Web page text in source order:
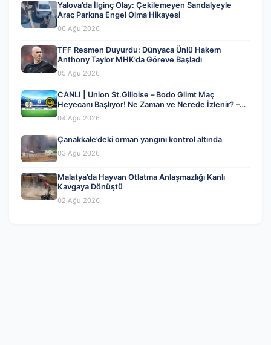
Yalova’da İlginç Olay: Çekilemeyen Sandalyeyle
Araç Parkına Engel Olma Hikayesi
06 Ağu 2026
TFF Resmen Duyurdu: Dünyaca Ünlü Hakem
Anthony Taylor MHK’da Göreve Başladı
05 Ağu 2026
CANLI | Union St.Gilloise – Bodo Glimt Maç
Heyecanı Başlıyor! Ne Zaman ve Nerede İzlenir? –
04 Ağustos 2026
04 Ağu 2026
Çanakkale’deki orman yangını kontrol altında
03 Ağu 2026
Malatya’da Hayvan Otlatma Anlaşmazlığı Kanlı
Kavgaya Dönüştü
02 Ağu 2026